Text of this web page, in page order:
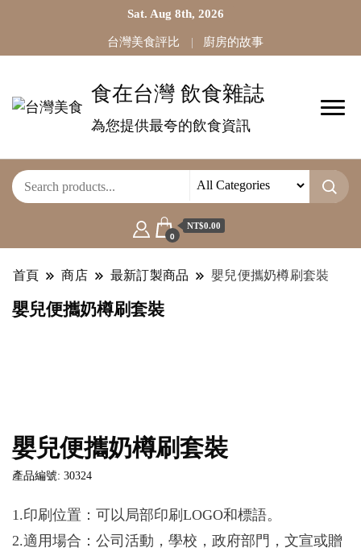
Sat. Aug 8th, 2026
台灣美食評比 廚房的故事
食在台灣 飲食雜誌
為您提供最夸的飲食資訊
0
NT$0.00
首頁 商店 最新訂製商品 嬰兒便攜奶樽刷套裝
嬰兒便攜奶樽刷套裝
嬰兒便攜奶樽刷套裝
產品編號: 30324
1.印刷位置：可以局部印刷LOGO和標語。
2.適用場合：公司活動，學校，政府部門，文宣或贈